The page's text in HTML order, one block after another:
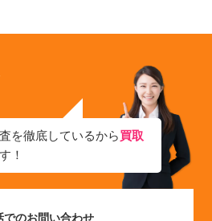
を徹底しているから買取
！
でのお問い合わせ